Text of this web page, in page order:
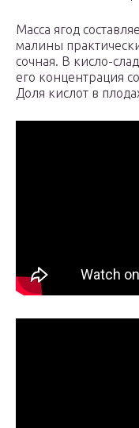
Масса ягод
малины
сочная. В кисло-
его концентрация
Доля кислот в